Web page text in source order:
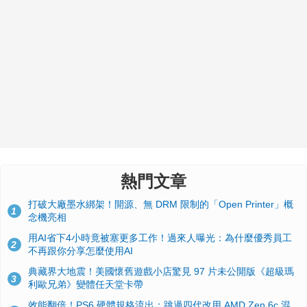
熱門文章
1
打破大廠墨水綁架！開源、無 DRM 限制的「Open Printer」概
念機亮相
2
用AI省下4小時竟被塞更多工作！過來人曝光：為什麼優秀員工
不再跟你分享怎麼使用AI
3
典藏界大地震！美國懷舊遊戲小店驚見 97 片未公開版《超級瑪
利歐兄弟》變體任天堂卡帶